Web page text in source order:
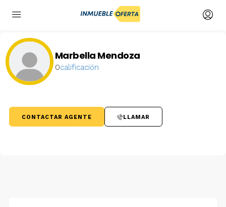
Marbella Mendoza
0calificación
CONTACTAR AGENTE LLAMAR